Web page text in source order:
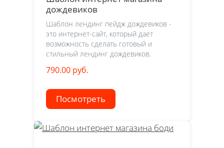
дождевиков
Шаблон лендинг пейдж дождевиков -
это интернет-сайт, который дает
возможность сделать готовый и
стильный лендинг дождевиков.
790.00 руб.
Посмотреть